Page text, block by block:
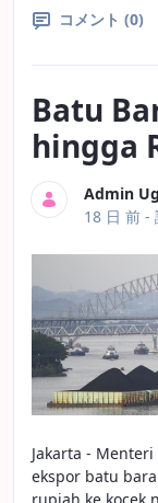
コメント (0)
Batu
hingga
Admin
公開日
18 日 前 -
Jakarta -
ekspor batu
rupiah ke kocek